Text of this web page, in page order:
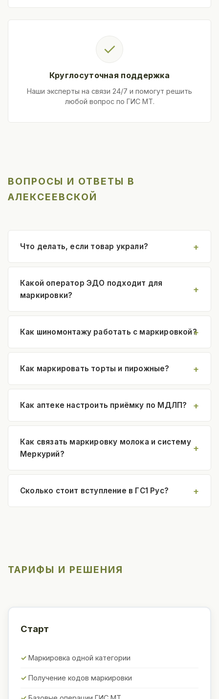
✓
Круглосуточная поддержка
Наши эксперты на связи 24/7 и помогут решить
любой вопрос по ГИС МТ.
ВОПРОСЫ И ОТВЕТЫ В
АЛЕКСЕЕВСКОЙ
Что делать, если товар украли?
Какой оператор ЭДО подходит для
маркировки?
Как шиномонтажу работать с маркировкой?
Как маркировать торты и пирожные?
Как аптеке настроить приёмку по МДЛП?
Как связать маркировку молока и систему
Меркурий?
Сколько стоит вступление в ГС1 Рус?
ТАРИФЫ И РЕШЕНИЯ
Старт
Маркировка одной категории
Получение кодов маркировки